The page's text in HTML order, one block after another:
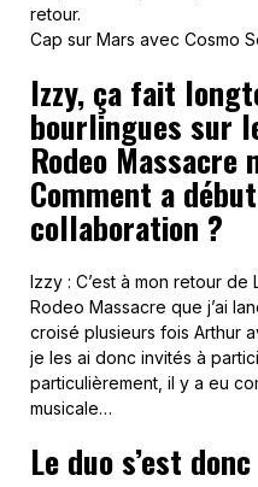
retour.
Cap sur Mars avec Cosmo
Izzy, ça fait
bourlingues sur
Rodeo
Comment a
collaboration ?
Izzy : C’est à mon retour
Rodeo Massacre que j’ai
croisé plusieurs fois Arthur
je les ai donc invités à
particulièrement, il y a eu
musicale…
Le duo s’est